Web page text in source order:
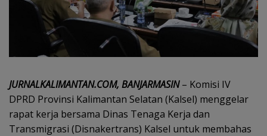
JURNALKALIMANTAN.COM, BANJARMASIN– Komisi IV
DPRD Provinsi Kalimantan Selatan (Kalsel) menggelar
rapat kerja bersama Dinas Tenaga Kerja dan
Transmigrasi (Disnakertrans) Kalsel untuk membahas